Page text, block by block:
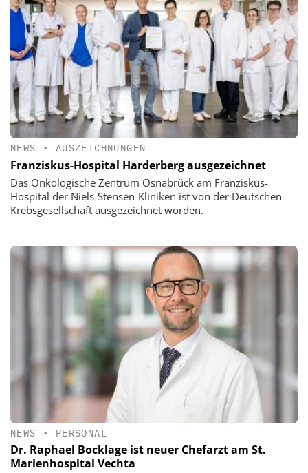
NEWS • AUSZEICHNUNGEN
Franziskus-Hospital Harderberg ausgezeichnet
Das Onkologische Zentrum Osnabrück am Franziskus-
Hospital der Niels-Stensen-Kliniken ist von der Deutschen
Krebsgesellschaft ausgezeichnet worden.
NEWS • PERSONAL
Dr. Raphael Bocklage ist neuer Chefarzt am St.
Marienhospital Vechta